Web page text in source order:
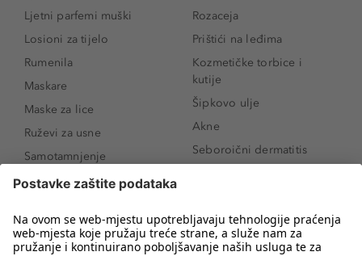
Ljetni parfemi muški
Losioni za tijelo
Rumenila
Maskare
Maske za lice
Ruževi za usne
Samotamnjenje
Puderi
Proizvodi za obrve
Sunce i zaštita
Rozaceja
Prištići na leđima
Kozmetičke torbice i
kutije
Šipkovo ulje
Akne
Seboroični dermatitis
Novo
Koji mi parfem